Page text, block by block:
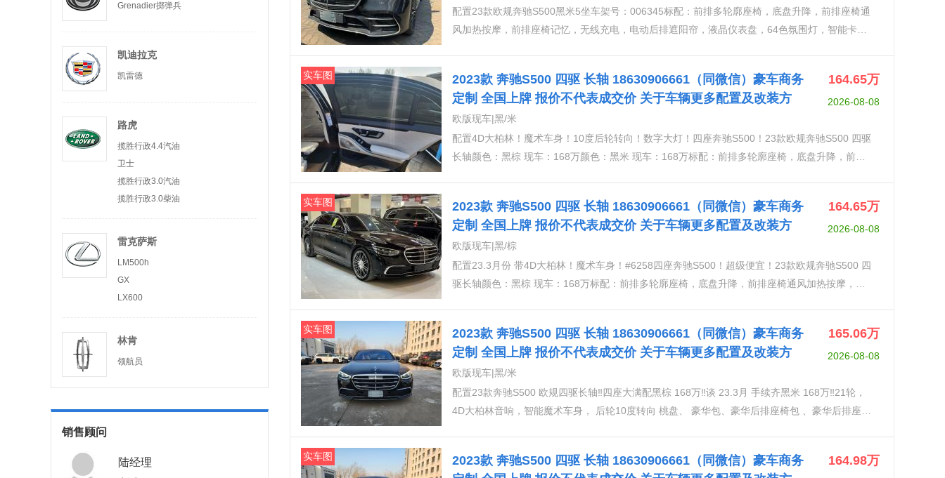
Grenadier掷弹兵
凯迪拉克
凯雷德
路虎
揽胜行政4.4汽油
卫士
揽胜行政3.0汽油
揽胜行政3.0柴油
雷克萨斯
LM500h
GX
LX600
林肯
领航员
销售顾问
陆经理
热、后排MBUX平板电脑、后排电动遮阳帘）5️⃣豪华后排座椅增强包（司机包：主驾和右后排可
调节副驾驶座椅、副驾座椅调节范围增加，靠背可向前倾斜23度，头枕可折叠。、易于调节的后
台、后排座椅折叠桌、行政右后排座椅带腿托和踏板、）7️⃣科技包（增强现实抬头显示、3D仪
表）、8️⃣钢琴漆流线内饰9️⃣单选21轮64色主动氛围灯
配置23款欧规奔驰S500黑米5坐车架号：006345标配：前排多轮廓座椅，底盘升降，前排座椅通
风加热按摩，前排座椅记忆，无线充电，电动后排遮阳帘，液晶仪表盘，64色氛围灯，智能卡，
头枕，菱形格座椅后座椅电动调节，通风加热，座椅记忆抬头显示
实车图 164.65万
2026-08-08
2023款 奔驰S500 四驱 长轴 18630906661（同微信）豪车商务
定制 全国上牌 报价不代表成交价 关于车辆更多配置及改装方
案
欧版现车|黑/米
配置4D大柏林！魔术车身！10度后轮转向！数字大灯！四座奔驰S500！23款欧规奔驰S500 四驱
长轴颜色：黑棕 现车：168万颜色：黑米 现车：168万标配：前排多轮廓座椅，底盘升降，前排
动刹车系统，主动车道保持，几何多光束大灯，前后雷达，1️⃣4D大柏林音响，智能魔术车身2️⃣后
轮10度转向 桃盘 数字大灯3️⃣豪华包（纳帕真皮菱形格内饰、前座椅通风、前座椅快速加热、前舒
适头枕、前排多轮廓座椅带按摩）4️⃣豪华后排座椅包 （电动调节后排座椅带记忆、后排座椅通
风、后排座椅快速加热、后座颈部加热、后排MBUX平板电脑、后排电动遮阳帘）5️⃣豪华后排座
椅增强包 （司机包：主驾和右后排可调节副驾驶座椅、副驾座椅调节范围增加，靠背可向前倾斜
6️⃣行政后排座椅包（四座、后座中控台、后排座椅折叠桌、行政右后排座椅带腿托和踏板、）7️⃣
科技包（增强现实抬头显示、3D仪表）、8️⃣钢琴漆流线内饰9️⃣单选21轮主动氛围灯
实车图 164.65万
2026-08-08
2023款 奔驰S500 四驱 长轴 18630906661（同微信）豪车商务
定制 全国上牌 报价不代表成交价 关于车辆更多配置及改装方
案
欧版现车|黑/棕
配置23.3月份 带4D大柏林！魔术车身！#6258四座奔驰S500！超级便宜！23款欧规奔驰S500 四
驱长轴颜色：黑棕 现车：168万标配：前排多轮廓座椅，底盘升降，前排座椅通风加热按摩，前
保持，几何多光束大灯，前后雷达，1️⃣4D大柏林音响，智能魔术车身2️⃣后轮10度转向 桃盘 数字
大灯3️⃣豪华包（纳帕真皮菱形格内饰、前座椅通风、前座椅快速加热、前舒适头枕、前排多轮廓
座椅带按摩、抬显、360环影、后方交叉交通警报）4️⃣豪华后排座椅包 （电动调节后排座椅带记
忆、后排多轮廓座椅带按摩、后排座椅通风、后排座椅快速加热、后座颈部加热、后排MBUX平板
电脑、后排电动遮阳帘）5️⃣豪华后排座椅增强包 （司机包：主驾和右后排可调节副驾驶座椅、副
制、自适应后舱照明、后舱无线充电）6️⃣行政后排座椅包（四座、后座中控台、后排座椅折叠
实车图 165.06万
2026-08-08
2023款 奔驰S500 四驱 长轴 18630906661（同微信）豪车商务
定制 全国上牌 报价不代表成交价 关于车辆更多配置及改装方
案
欧版现车|黑/米
配置23款奔驰S500 欧规四驱长轴‼️四座大满配黑棕 168万‼️谈 23.3月 手续齐黑米 168万‼️21轮，
4D大柏林音响，智能魔术车身， 后轮10度转向 桃盘、 豪华包、豪华后排座椅包 、豪华后排座椅
实车图 164.98万
2023款 奔驰S500 四驱 长轴 18630906661（同微信）豪车商务